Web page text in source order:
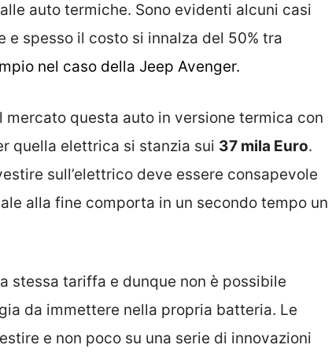
auto termiche. Sono evidenti alcuni casi
spesso il costo si innalza del 50% tra
nel caso della Jeep Avenger.
questa auto in versione termica con
quella elettrica si stanzia sui 37 mila Euro.
sull’elettrico deve essere consapevole
alla fine comporta in un secondo tempo un
stessa tariffa e dunque non è possibile
da immettere nella propria batteria. Le
e non poco su una serie di innovazioni